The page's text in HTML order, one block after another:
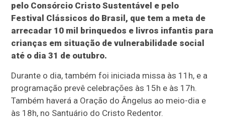
pelo Consórcio Cristo Sustentável e pelo
Festival Clássicos do Brasil, que tem a meta de
arrecadar 10 mil brinquedos e livros infantis para
crianças em situação de vulnerabilidade social
até o dia 31 de outubro.
Durante o dia, também foi iniciada missa às 11h, e a
programação prevê celebrações às 15h e às 17h.
Também haverá a Oração do Ângelus ao meio-dia e
às 18h, no Santuário do Cristo Redentor.